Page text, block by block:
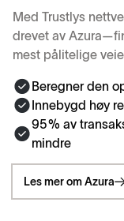
Med Trustlys
drevet av
mest pålitelige
Beregner den
Innebygd høy
95 % av
mindre
Les mer om Azura